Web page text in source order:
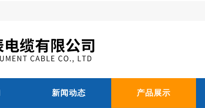
新闻动态 产品展示